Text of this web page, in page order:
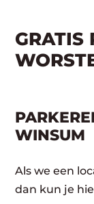
GRATIS
WINSUM
Als we een
dan kun je